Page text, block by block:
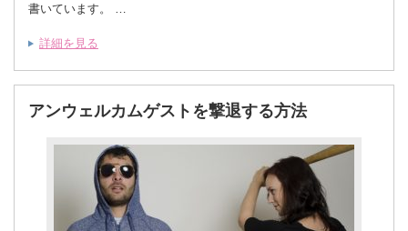
書いています。 …
詳細を見る
アンウェルカムゲストを撃退する方法